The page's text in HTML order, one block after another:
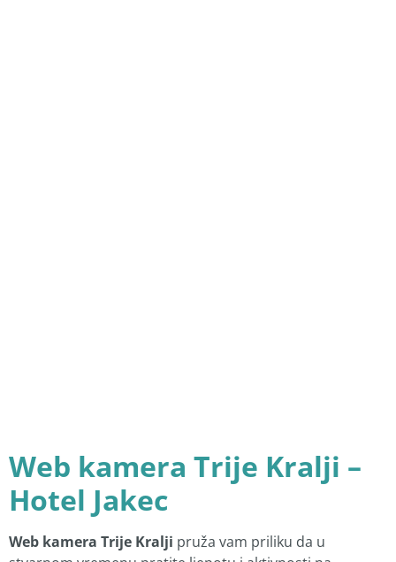
Web kamera Trije Kralji –
Hotel Jakec
Web kamera Trije Kralji pruža vam priliku da u